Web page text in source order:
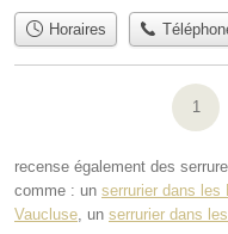
Horaires
1
recense également des
comme : un serrurier dans les
Vaucluse , un serrurier dans